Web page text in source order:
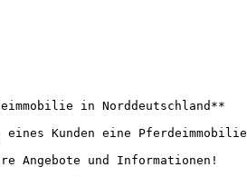
in Norddeutschland**
eines Kunden eine
Angebote und Informationen!